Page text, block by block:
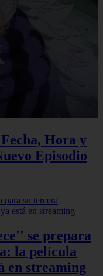
Hora y
Episodio
se prepara
la película
en streaming